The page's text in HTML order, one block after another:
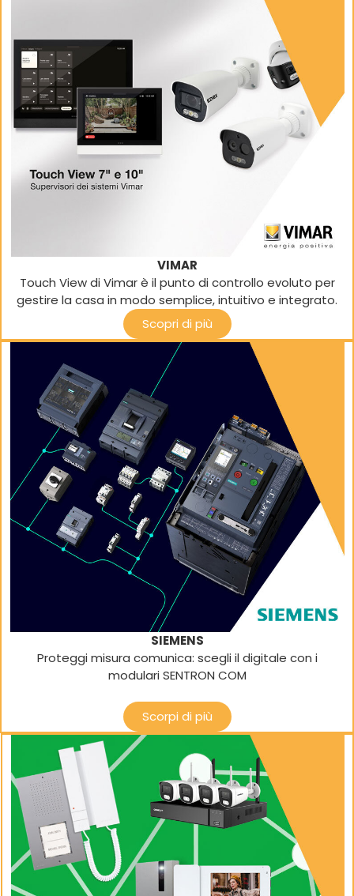
VIMAR
Touch View di Vimar è il punto di controllo evoluto per
gestire la casa in modo semplice, intuitivo e integrato.
Scopri di più
SIEMENS
Proteggi misura comunica: scegli il digitale con i
modulari SENTRON COM
Scorpi di più